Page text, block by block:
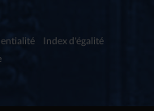
Index d'égalité